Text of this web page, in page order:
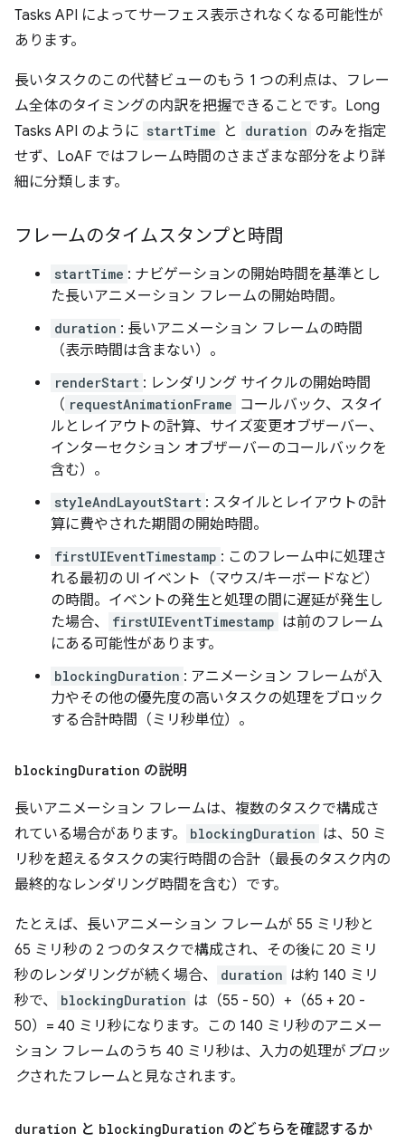
Tasks API によってサーフェス表示されなくなる可能性が
あります。
長いタスクのこの代替ビューのもう 1 つの利点は、フレー
ム全体のタイミングの内訳を把握できることです。Long
Tasks API のように startTime と duration のみを指定
せず、LoAF ではフレーム時間のさまざまな部分をより詳
細に分類します。
フレームのタイムスタンプと時間
startTime : ナビゲーションの開始時間を基準とし
た長いアニメーション フレームの開始時間。
duration : 長いアニメーション フレームの時間
（表示時間は含まない）。
renderStart : レンダリング サイクルの開始時間
（ requestAnimationFrame コールバック、スタイ
ルとレイアウトの計算、サイズ変更オブザーバー、
インターセクション オブザーバーのコールバックを
含む）。
styleAndLayoutStart : スタイルとレイアウトの計
算に費やされた期間の開始時間。
firstUIEventTimestamp : このフレーム中に処理さ
れる最初の UI イベント（マウス/キーボードなど）
の時間。イベントの発生と処理の間に遅延が発生し
た場合、
firstUIEventTimestamp は前のフレーム
にある可能性があります。
blockingDuration : アニメーション フレームが入
力やその他の優先度の高いタスクの処理をブロック
する合計時間（ミリ秒単位）。
blockingDuration の説明
長いアニメーション フレームは、複数のタスクで構成さ
れている場合があります。
blockingDuration は、50 ミ
リ秒を超えるタスクの実行時間の合計（最長のタスク内の
最終的なレンダリング時間を含む）です。
たとえば、長いアニメーション フレームが 55 ミリ秒と
65 ミリ秒の 2 つのタスクで構成され、その後に 20 ミリ
秒のレンダリングが続く場合、
duration は約 140 ミリ
秒で、
blockingDuration は（55 - 50）+（65 + 20 -
50）= 40 ミリ秒になります。この 140 ミリ秒のアニメー
ション フレームのうち 40 ミリ秒は、入力の処理が ブロッ
クされたフレームと見なされます。
duration と blockingDuration のどちらを確認するか